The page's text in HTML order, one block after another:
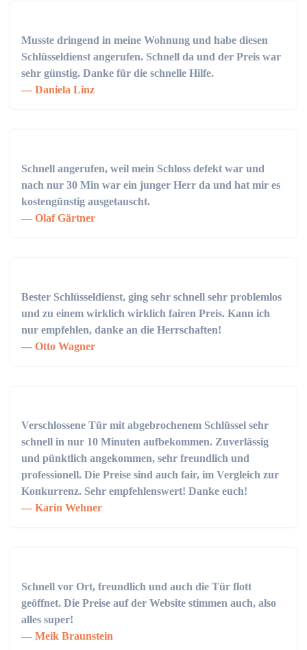
Musste dringend in meine Wohnung und habe diesen
Schlüsseldienst angerufen. Schnell da und der Preis war
sehr günstig. Danke für die schnelle Hilfe.
Daniela Linz
Schnell angerufen, weil mein Schloss defekt war und
nach nur 30 Min war ein junger Herr da und hat mir es
kostengünstig ausgetauscht.
Olaf Gärtner
Bester Schlüsseldienst, ging sehr schnell sehr problemlos
und zu einem wirklich wirklich fairen Preis. Kann ich
nur empfehlen, danke an die Herrschaften!
Otto Wagner
Verschlossene Tür mit abgebrochenem Schlüssel sehr
schnell in nur 10 Minuten aufbekommen. Zuverlässig
und pünktlich angekommen, sehr freundlich und
professionell. Die Preise sind auch fair, im Vergleich zur
Konkurrenz. Sehr empfehlenswert! Danke euch!
Karin Wehner
Schnell vor Ort, freundlich und auch die Tür flott
geöffnet. Die Preise auf der Website stimmen auch, also
alles super!
Meik Braunstein